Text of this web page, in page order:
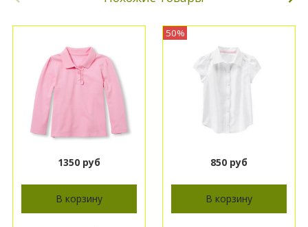
1350 руб
В корзину
50%
850 руб
В корзину